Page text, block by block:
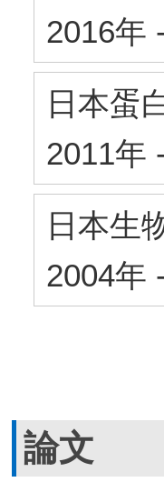
2016年
日本蛋
2011年
日本生
2004年
論文